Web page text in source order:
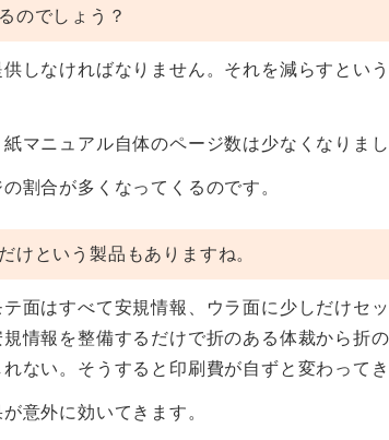
のでしょう？
しなければなりません。それを減らすとい
マニュアル自体のページ数は少なくなりまし
割合が多くなってくるのです。
けという製品もありますね。
面はすべて安規情報、ウラ面に少しだけセ
情報を整備するだけで折のある体裁から折
ない。そうすると印刷費が自ずと変わってき
意外に効いてきます。